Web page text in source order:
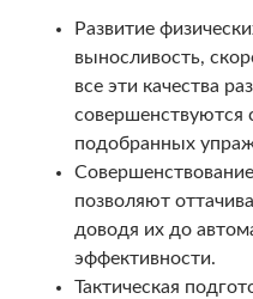
Развитие
выносливость,
все эти качества
подобранных
позволяют
доводя их до
эффективности.
Тактическая